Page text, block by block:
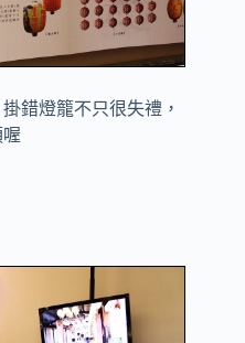
錯燈籠不只很失禮，
喔